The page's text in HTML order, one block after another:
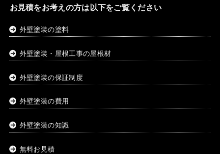
お見積をお考えの方は以下をご覧ください
外壁塗装の塗料
外壁塗装・屋根工事の屋根材
外壁塗装の保証制度
外壁塗装の費用
外壁塗装の知識
無料お見積